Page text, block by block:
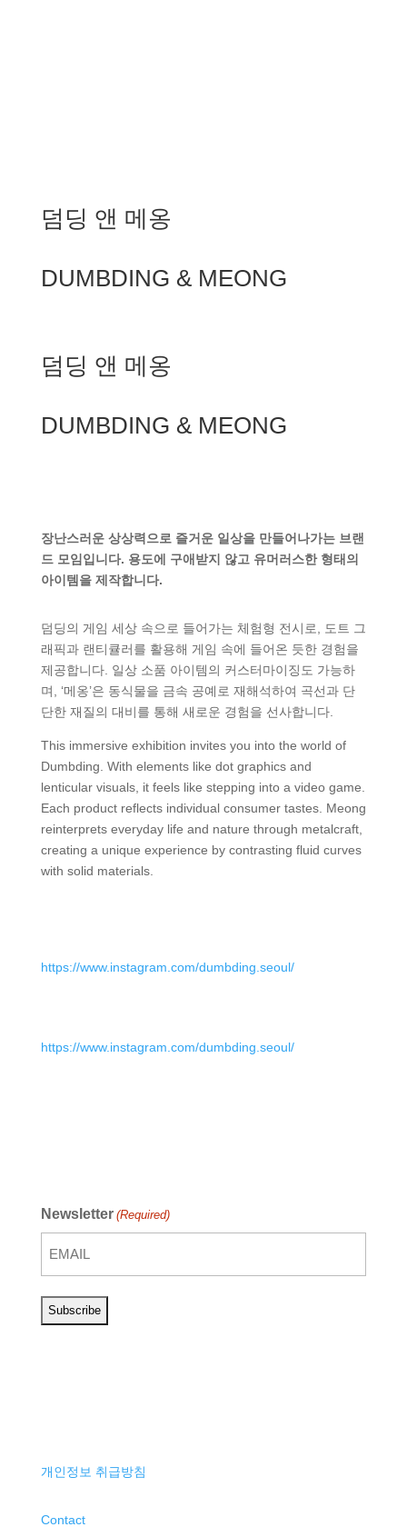
덤딩 앤 메옹
DUMBDING & MEONG
덤딩 앤 메옹
DUMBDING & MEONG
장난스러운 상상력으로 즐거운 일상을 만들어나가는 브랜
드 모임입니다. 용도에 구애받지 않고 유머러스한 형태의
아이템을 제작합니다.
덤딩의 게임 세상 속으로 들어가는 체험형 전시로, 도트 그
래픽과 랜티큘러를 활용해 게임 속에 들어온 듯한 경험을
제공합니다. 일상 소품 아이템의 커스터마이징도 가능하
며, ‘메옹’은 동식물을 금속 공예로 재해석하여 곡선과 단
단한 재질의 대비를 통해 새로운 경험을 선사합니다.
This immersive exhibition invites you into the world of
Dumbding. With elements like dot graphics and
lenticular visuals, it feels like stepping into a video game.
Each product reflects individual consumer tastes. Meong
reinterprets everyday life and nature through metalcraft,
creating a unique experience by contrasting fluid curves
with solid materials.
https://www.instagram.com/dumbding.seoul/
https://www.instagram.com/dumbding.seoul/
Newsletter (Required)
개인정보 취급방침
Contact